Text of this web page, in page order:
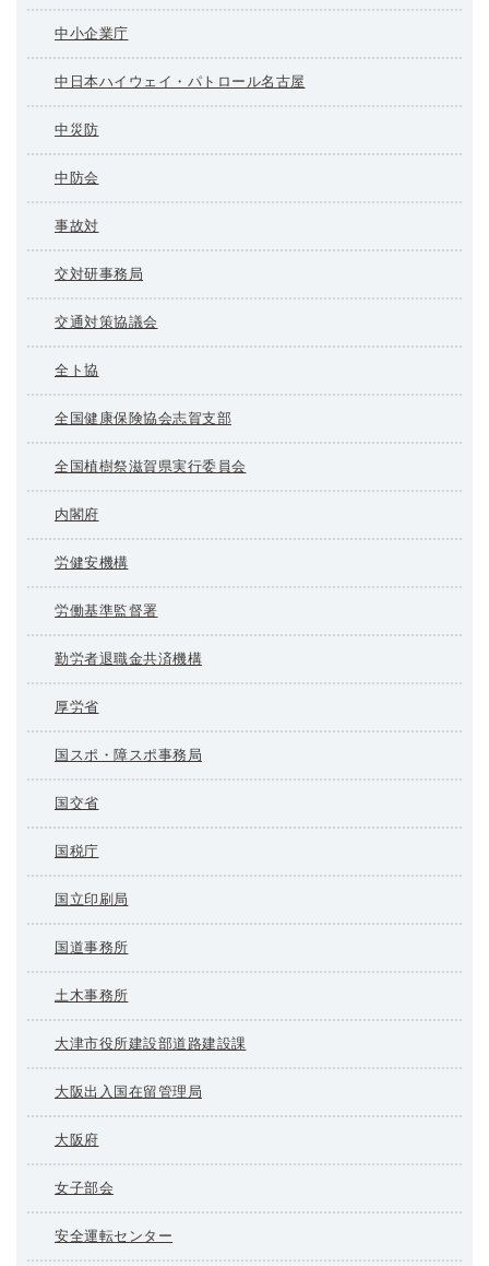
中小企業庁
中日本ハイウェイ・パトロール名古屋
中災防
中防会
事故対
交対研事務局
交通対策協議会
全ト協
全国健康保険協会志賀支部
全国植樹祭滋賀県実行委員会
内閣府
労健安機構
労働基準監督署
勤労者退職金共済機構
厚労省
国スポ・障スポ事務局
国交省
国税庁
国立印刷局
国道事務所
土木事務所
大津市役所建設部道路建設課
大阪出入国在留管理局
大阪府
女子部会
安全運転センター